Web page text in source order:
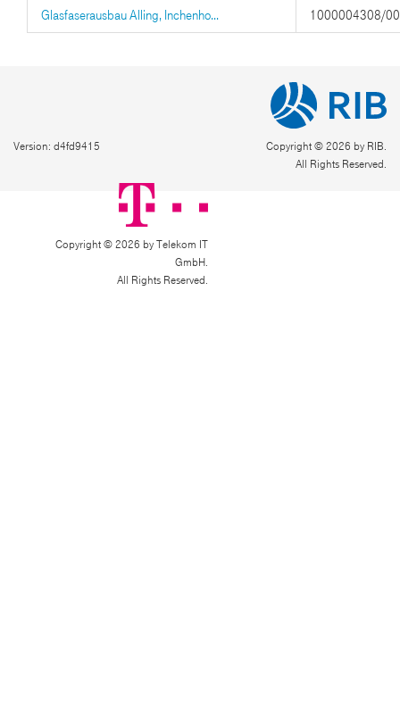
Glasfaserausbau Alling, Inchenho... 1000004308/
Version: d4fd9415
Copyright © 2026 by RIB.
All Rights Reserved.
Copyright © 2026 by Telekom IT
GmbH.
All Rights Reserved.